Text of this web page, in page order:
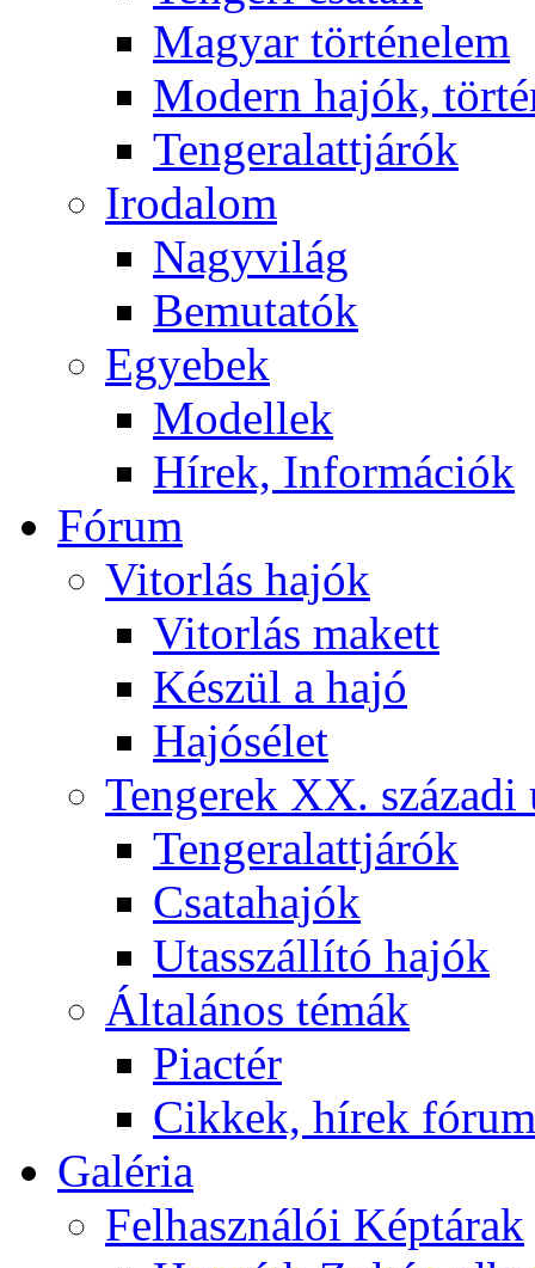
Magyar történelem
Modern hajók,
Tengeralattjárók
Irodalom
Nagyvilág
Bemutatók
Egyebek
Modellek
Hírek, Információk
Fórum
Vitorlás hajók
Vitorlás makett
Készül a hajó
Hajósélet
Tengerek XX. századi
Tengeralattjárók
Csatahajók
Utasszállító hajók
Általános témák
Piactér
Cikkek, hírek
Galéria
Felhasználói Képtárak